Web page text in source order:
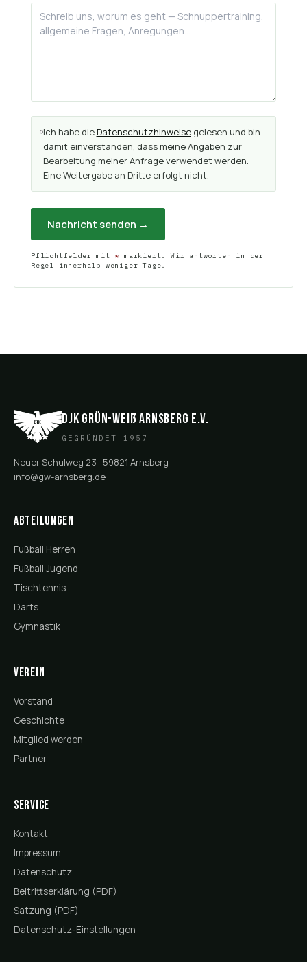
Ich habe die Datenschutzhinweisegelesen und bin
damit einverstanden, dass meine Angaben zur
Bearbeitung meiner Anfrage verwendet werden.
Eine Weitergabe an Dritte erfolgt nicht.
Nachricht senden →
Pflichtfelder mit * markiert. Wir antworten in der
Regel innerhalb weniger Tage.
DJK Grün-Weiß Arnsberg e.V.
GEGRÜNDET 1957
Neuer Schulweg 23 · 59821 Arnsberg
info@gw-arnsberg.de
Abteilungen
Fußball Herren
Fußball Jugend
Tischtennis
Darts
Gymnastik
Verein
Vorstand
Geschichte
Mitglied werden
Partner
Service
Kontakt
Impressum
Datenschutz
Beitrittserklärung (PDF)
Satzung (PDF)
Datenschutz-Einstellungen